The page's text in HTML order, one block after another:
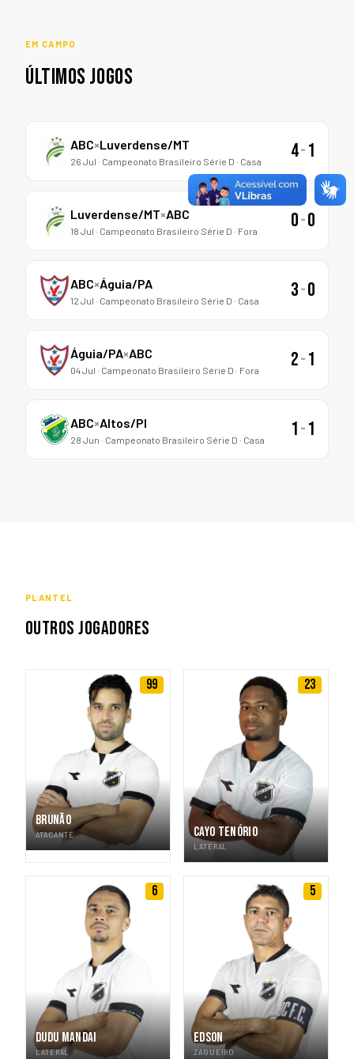
EM CAMPO
ÚLTIMOS JOGOS
ABC×Luverdense/MT
26 Jul · Campeonato Brasileiro Série D · Casa 4-1
Luverdense/MT×ABC
18 Jul · Campeonato Brasileiro Série D · Fora 0-0
ABC×Águia/PA
12 Jul · Campeonato Brasileiro Série D · Casa 3-0
Águia/PA×ABC
04 Jul · Campeonato Brasileiro Série D · Fora 2-1
ABC×Altos/PI
28 Jun · Campeonato Brasileiro Série D · Casa 1-1
PLANTEL
OUTROS JOGADORES
99
BRUNÃO
ATACANTE
23
CAYO TENÓRIO
LATERAL
6
DUDU MANDAI
LATERAL
5
EDSON
ZAGUEIRO